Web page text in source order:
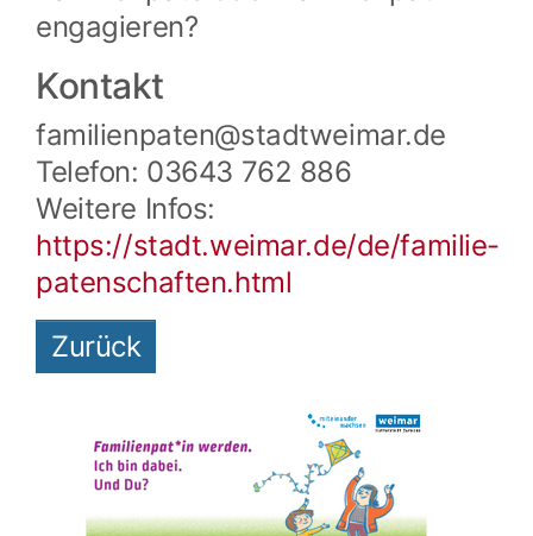
engagieren?
Kontakt
familienpaten@stadtweimar.de
Telefon: 03643 762 886
Weitere Infos:
https://stadt.weimar.de/de/familie-
patenschaften.html
Zurück